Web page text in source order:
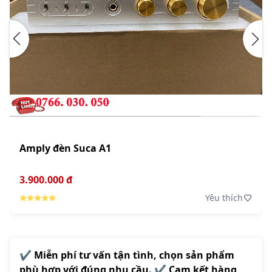
Amply đèn Suca A1
3.900.000 đ
Yêu thích
✔️ Miễn phí tư vấn tận tình, chọn sản phẩm